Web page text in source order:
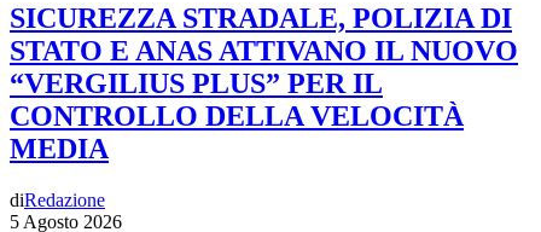
SICUREZZA STRADALE, POLIZIA DI
STATO E ANAS ATTIVANO IL NUOVO
“VERGILIUS PLUS” PER IL
CONTROLLO DELLA VELOCITÀ
MEDIA
diRedazione
5 Agosto 2026